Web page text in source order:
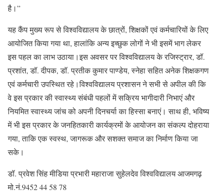
है।”
यह कैंप मुख्य रूप से विश्वविद्यालय के छात्रों, शिक्षकों एवं कर्मचारियों के लिए
आयोजित किया गया था, हालांकि अन्य इच्छुक लोगों ने भी इसमें भाग लेकर
इस पहल का लाभ उठाया।इस अवसर पर विश्वविद्यालय के रजिस्ट्रार, डॉ.
प्रशांत, डॉ. दीपक, डॉ. प्रतीक कुमार पाण्डेय, स्नेहा सहित अनेक शिक्षकगण
एवं कर्मचारी उपस्थित रहे।विश्वविद्यालय प्रशासन ने सभी से अपील की कि
वे इस प्रकार की स्वास्थ्य संबंधी पहलों में सक्रिय भागीदारी निभाएं और
नियमित स्वास्थ्य जांच को अपनी दिनचर्या का हिस्सा बनाएं। साथ ही, भविष्य
में भी इस प्रकार के जनहितकारी कार्यक्रमों के आयोजन का संकल्प दोहराया
गया, ताकि एक स्वस्थ, जागरूक और सशक्त समाज का निर्माण किया जा
सके।
डॉ. प्रवेश सिंह मीडिया प्रभारी महाराजा सुहेलदेव विश्वविद्यालय आजमगढ़
मो.नं.9452 44 58 78